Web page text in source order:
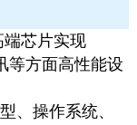
芯片实现
等方面高性能设
、操作系统、